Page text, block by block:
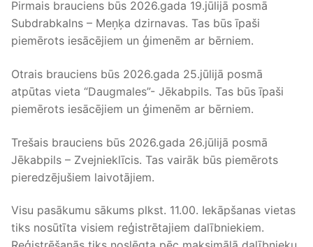
Pirmais brauciens būs 2026.gada 19.jūlijā posmā
Subdrabkalns – Meņķa dzirnavas. Tas būs īpaši
piemērots iesācējiem un ģimenēm ar bērniem.
Otrais brauciens būs 2026.gada 25.jūlijā posmā
atpūtas vieta “Daugmales”- Jēkabpils. Tas būs īpaši
piemērots iesācējiem un ģimenēm ar bērniem.
Trešais brauciens būs 2026.gada 26.jūlijā posmā
Jēkabpils – Zvejnieklīcis. Tas vairāk būs piemērots
pieredzējušiem laivotājiem.
Visu pasākumu sākums plkst. 11.00. Iekāpšanas vietas
tiks nosūtīta visiem reģistrētajiem dalībniekiem.